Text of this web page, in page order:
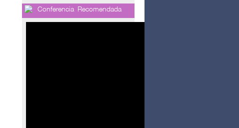
Conferencia Recomendada